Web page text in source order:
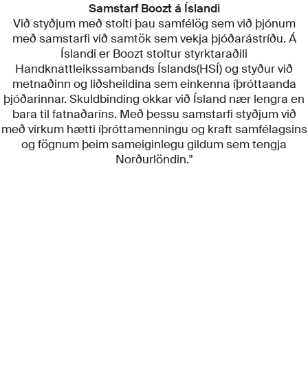
Samstarf Boozt á Íslandi
Við styðjum með stolti þau samfélög sem við þjónum
með samstarfi við samtök sem vekja þjóðarástríðu. Á
Íslandi er Boozt stoltur styrktaraðili
Handknattleikssambands Íslands(HSÍ) og styður við
metnaðinn og liðsheildina sem einkenna íþróttaanda
þjóðarinnar. Skuldbinding okkar við Ísland nær lengra en
bara til fatnaðarins. Með þessu samstarfi styðjum við
með virkum hætti íþróttamenningu og kraft samfélagsins
og fögnum þeim sameiginlegu gildum sem tengja
Norðurlöndin."